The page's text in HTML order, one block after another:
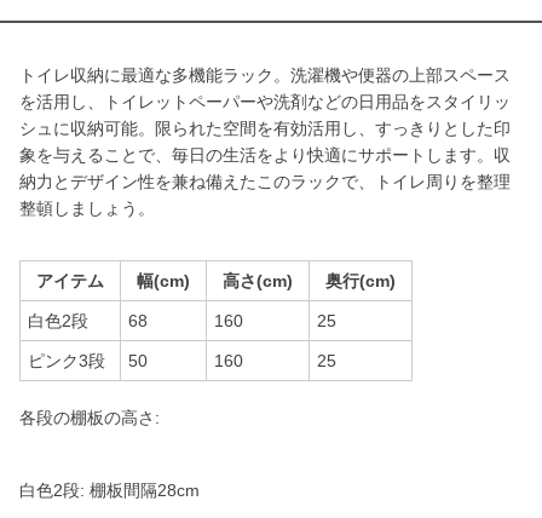
トイレ収納に最適な多機能ラック。洗濯機や便器の上部スペース
を活用し、トイレットペーパーや洗剤などの日用品をスタイリッ
シュに収納可能。限られた空間を有効活用し、すっきりとした印
象を与えることで、毎日の生活をより快適にサポートします。収
納力とデザイン性を兼ね備えたこのラックで、トイレ周りを整理
整頓しましょう。
アイテム 幅(cm) 高さ(cm) 奥行(cm)
白色2段 68 160 25
ピンク3段 50 160 25
各段の棚板の高さ:
白色2段: 棚板間隔28cm